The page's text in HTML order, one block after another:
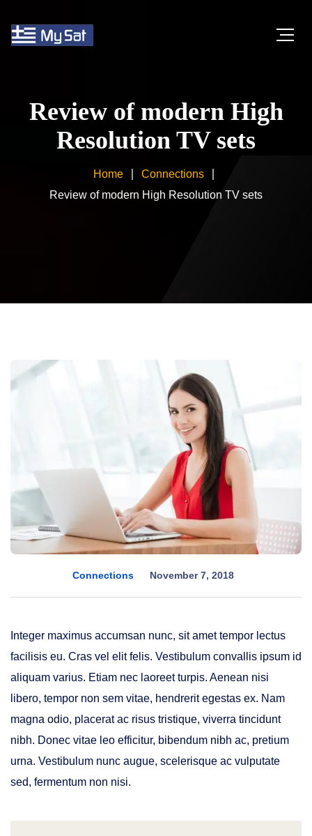
Review of modern High
Resolution TV sets
Home
Connections
Review of modern High Resolution TV sets
Connections November 7, 2018
Integer maximus accumsan nunc, sit amet tempor lectus
facilisis eu. Cras vel elit felis. Vestibulum convallis ipsum id
aliquam varius. Etiam nec laoreet turpis. Aenean nisi
libero, tempor non sem vitae, hendrerit egestas ex. Nam
magna odio, placerat ac risus tristique, viverra tincidunt
nibh. Donec vitae leo efficitur, bibendum nibh ac, pretium
urna. Vestibulum nunc augue, scelerisque ac vulputate
sed, fermentum non nisi.